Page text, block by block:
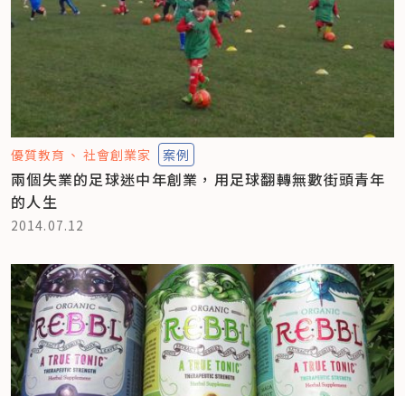
優質教育 社會創業家 案例
兩個失業的足球迷中年創業，用足球翻轉無數街頭青年
的人生
2014.07.12